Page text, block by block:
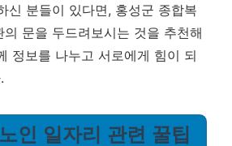
신 분들이 있다면, 홍성군 종합복
문을 두드려보시는 것을 추천해
정보를 나누고 서로에게 힘이 되
인 일자리 관련 꿀팁